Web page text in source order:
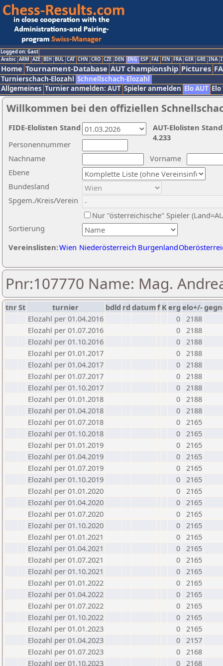
Logged on: Gast
Arabic ARM AZE BIH BUL CAT CHN CRO CZE DEN ENG ESP FAI FIN FRA GER GRE INA
Home Tournament-Database AUT championship Pictures
Turnierschach-Elozahl Schnellschach-Elozahl
Allgemeines Turnier anmelden: AUT Spieler anmelden Elo AUT
Willkommen bei den offiziellen
Nachname
Vorname
Ebene
Sortierung
Personennummer
Bundesland
Spgem./Kreis/Verein
Nur "österreichische" Spieler
Vereinslisten:Wien Niederösterreich Burgenland
AUT-Elolisten
4.233
FIDE-Elolisten Stand
Pnr:107770 Name: Mag.
tnrSt turnier bdld rd datumf Kerg elo+/-
Elozahl per 01.04.2016
0 2188
Elozahl per 01.07.2016
0 2188
Elozahl per 01.10.2016
0 2188
Elozahl per 01.01.2017
0 2188
Elozahl per 01.04.2017
0 2188
Elozahl per 01.07.2017
0 2188
Elozahl per 01.10.2017
0 2188
Elozahl per 01.01.2018
0 2188
Elozahl per 01.04.2018
0 2188
Elozahl per 01.07.2018
0 2165
Elozahl per 01.10.2018
0 2165
Elozahl per 01.01.2019
0 2165
Elozahl per 01.04.2019
0 2165
Elozahl per 01.07.2019
0 2165
Elozahl per 01.10.2019
0 2165
Elozahl per 01.01.2020
0 2165
Elozahl per 01.04.2020
0 2165
Elozahl per 01.07.2020
0 2165
Elozahl per 01.10.2020
0 2165
Elozahl per 01.01.2021
0 2165
Elozahl per 01.04.2021
0 2165
Elozahl per 01.07.2021
0 2165
Elozahl per 01.10.2021
0 2165
Elozahl per 01.01.2022
0 2165
Elozahl per 01.04.2022
0 2165
Elozahl per 01.07.2022
0 2165
Elozahl per 01.10.2022
0 2165
Elozahl per 01.01.2023
0 2165
Elozahl per 01.04.2023
0 2157
Elozahl per 01.07.2023
0 2168
Elozahl per 01.10.2023
0 2168